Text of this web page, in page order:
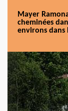
Mayer
cheminées
environs dans